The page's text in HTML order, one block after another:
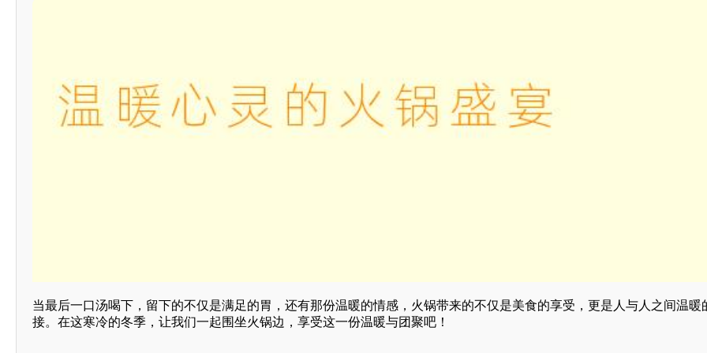
当最后一口汤喝下，留下的不仅是满足的胃，还有那份温暖的情感，火锅带来的不仅是美食的享受，更是人与人之间温暖
接。在这寒冷的冬季，让我们一起围坐火锅边，享受这一份温暖与团聚吧！